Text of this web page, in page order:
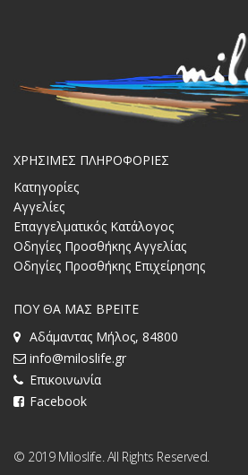
ΧΡΗΣΙΜΕΣ ΠΛΗΡΟΦΟΡΙΕΣ
Κατηγορίες
Αγγελίες
Επαγγελματικός Κατάλογος
Οδηγίες Προσθήκης Αγγελίας
Οδηγίες Προσθήκης Επιχείρησης
ΠΟΥ ΘΑ ΜΑΣ ΒΡΕΙΤΕ
Αδάμαντας Μήλος, 84800
info@miloslife.gr
Επικοινωνία
Facebook
© 2019 Miloslife. All Rights Reserved.